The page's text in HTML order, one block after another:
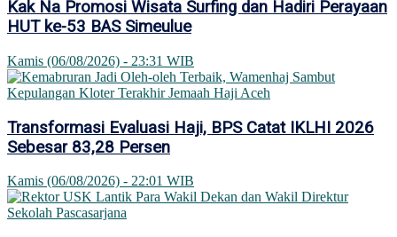
Kak Na Promosi Wisata Surfing dan Hadiri Perayaan
HUT ke-53 BAS Simeulue
Kamis (06/08/2026) - 23:31 WIB
Transformasi Evaluasi Haji, BPS Catat IKLHI 2026
Sebesar 83,28 Persen
Kamis (06/08/2026) - 22:01 WIB